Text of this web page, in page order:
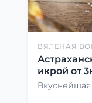
ВЯЛЕНАЯ
икрой от
Вкуснейшая